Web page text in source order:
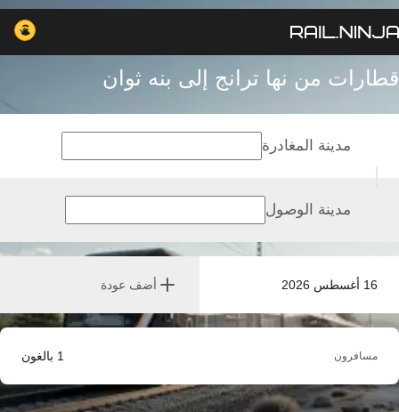
قطارات من نها ترانج إلى بنه ثوان
16 أغسطس 2026 أضف عودة
مدينة المغادرة
مدينة الوصول
مسافرون 1 بالغون